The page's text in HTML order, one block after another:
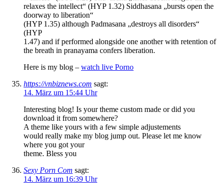
relaxes the intellect“ (HYP 1.32) Siddhasana „bursts open the
doorway to liberation“
(HYP 1.35) although Padmasana „destroys all disorders“
(HYP
1.47) and if performed alongside one another with retention of
the breath in pranayama confers liberation.
Here is my blog – watch live Porno
https://vnbiznews.com sagt:
14. März um 15:44 Uhr
Interesting blog! Is your theme custom made or did you
download it from somewhere?
A theme like yours with a few simple adjustements
would really make my blog jump out. Please let me know
where you got your
theme. Bless you
Sexy Porn Com sagt:
14. März um 16:39 Uhr